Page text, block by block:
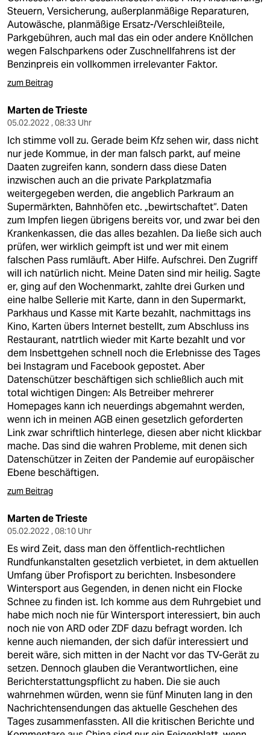
Steuern, Versicherung, außerplanmäßige Reparaturen,
Autowäsche, planmäßige Ersatz-/Verschleißteile,
Parkgebühren, auch mal das ein oder andere Knöllchen
wegen Falschparkens oder Zuschnellfahrens ist der
Benzinpreis ein vollkommen irrelevanter Faktor.
zum Beitrag
Marten de Trieste
05.02.2022 , 08:33 Uhr
Ich stimme voll zu. Gerade beim Kfz sehen wir, dass nicht
nur jede Kommue, in der man falsch parkt, auf meine
Daaten zugreifen kann, sondern dass diese Daten
inzwischen auch an die private Parkplatzmafia
weitergegeben werden, die angeblich Parkraum an
Supermärkten, Bahnhöfen etc. „bewirtschaftet“. Daten
zum Impfen liegen übrigens bereits vor, und zwar bei den
Krankenkassen, die das alles bezahlen. Da ließe sich auch
prüfen, wer wirklich geimpft ist und wer mit einem
falschen Pass rumläuft. Aber Hilfe. Aufschrei. Den Zugriff
will ich natürlich nicht. Meine Daten sind mir heilig. Sagte
er, ging auf den Wochenmarkt, zahlte drei Gurken und
eine halbe Sellerie mit Karte, dann in den Supermarkt,
Parkhaus und Kasse mit Karte bezahlt, nachmittags ins
Kino, Karten übers Internet bestellt, zum Abschluss ins
Restaurant, natrtlich wieder mit Karte bezahlt und vor
dem Insbettgehen schnell noch die Erlebnisse des Tages
bei Instagram und Facebook gepostet. Aber
Datenschützer beschäftigen sich schließlich auch mit
total wichtigen Dingen: Als Betreiber mehrerer
Homepages kann ich neuerdings abgemahnt werden,
wenn ich in meinen AGB einen gesetzlich geforderten
Link zwar schriftlich hinterlege, diesen aber nicht klickbar
mache. Das sind die wahren Probleme, mit denen sich
Datenschützer in Zeiten der Pandemie auf europäischer
Ebene beschäftigen.
zum Beitrag
Marten de Trieste
05.02.2022 , 08:10 Uhr
Es wird Zeit, dass man den öffentlich-rechtlichen
Rundfunkanstalten gesetzlich verbietet, in dem aktuellen
Umfang über Profisport zu berichten. Insbesondere
Wintersport aus Gegenden, in denen nicht ein Flocke
Schnee zu finden ist. Ich komme aus dem Ruhrgebiet und
habe mich noch nie für Wintersport interessiert, bin auch
noch nie von ARD oder ZDF dazu befragt worden. Ich
kenne auch niemanden, der sich dafür interessiert und
bereit wäre, sich mitten in der Nacht vor das TV-Gerät zu
setzen. Dennoch glauben die Verantwortlichen, eine
Berichterstattungspflicht zu haben. Die sie auch
wahrnehmen würden, wenn sie fünf Minuten lang in den
Nachrichtensendungen das aktuelle Geschehen des
Tages zusammenfassten. All die kritischen Berichte und